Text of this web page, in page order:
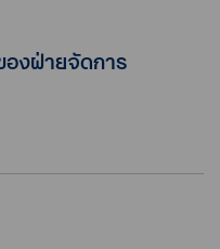
องฝ่ายจัดการ